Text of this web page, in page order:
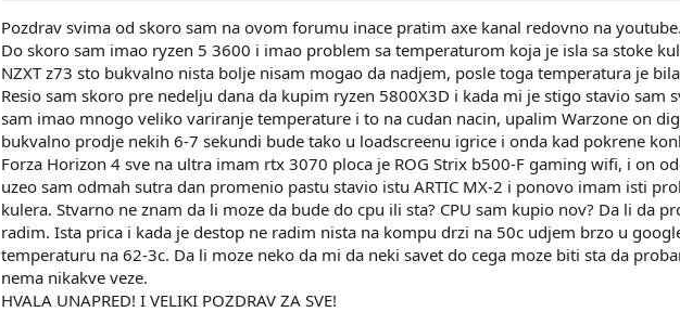
Pozdrav svima od skoro sam na ovom forumu inace pratim axe kanal redovno na youtube.
Do skoro sam imao ryzen 5 3600 i imao problem sa temperaturom koja je isla sa stoke
NZXT z73 sto bukvalno nista bolje nisam mogao da nadjem, posle toga temperatura je
Resio sam skoro pre nedelju dana da kupim ryzen 5800X3D i kada mi je stigo stavio sam
sam imao mnogo veliko variranje temperature i to na cudan nacin, upalim Warzone on
bukvalno prodje nekih 6-7 sekundi bude tako u loadscreenu igrice i onda kad pokrene
Forza Horizon 4 sve na ultra imam rtx 3070 ploca je ROG Strix b500-F gaming wifi, i on
uzeo sam odmah sutra dan promenio pastu stavio istu ARTIC MX-2 i ponovo imam isti
kulera. Stvarno ne znam da li moze da bude do cpu ili sta? CPU sam kupio nov? Da li da
radim. Ista prica i kada je destop ne radim nista na kompu drzi na 50c udjem brzo u
temperaturu na 62-3c. Da li moze neko da mi da neki savet do cega moze biti sta da
nema nikakve veze.
HVALA UNAPRED! I VELIKI POZDRAV ZA SVE!